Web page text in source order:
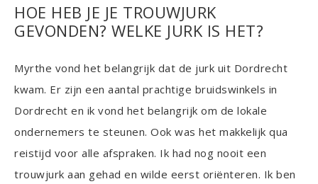
HOE HEB JE JE TROUWJURK
GEVONDEN? WELKE JURK IS HET?
Myrthe vond het belangrijk dat de jurk uit Dordrecht
kwam. Er zijn een aantal prachtige bruidswinkels in
Dordrecht en ik vond het belangrijk om de lokale
ondernemers te steunen. Ook was het makkelijk qua
reistijd voor alle afspraken. Ik had nog nooit een
trouwjurk aan gehad en wilde eerst oriënteren. Ik ben